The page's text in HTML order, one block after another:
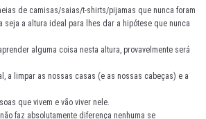
de camisas/saias/t-shirts/pijamas que nunca foram
seja a altura ideal para lhes dar a hipótese que nunca
alguma coisa nesta altura, provavelmente será
a limpar as nossas casas (e as nossas cabeças) e a
que vivem e vão viver nele.
faz absolutamente diferença nenhuma se